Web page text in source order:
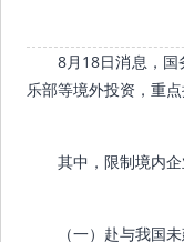
8月18日消息，国
乐部等境外投资，重
其中，限制境内
（一）赴与我国